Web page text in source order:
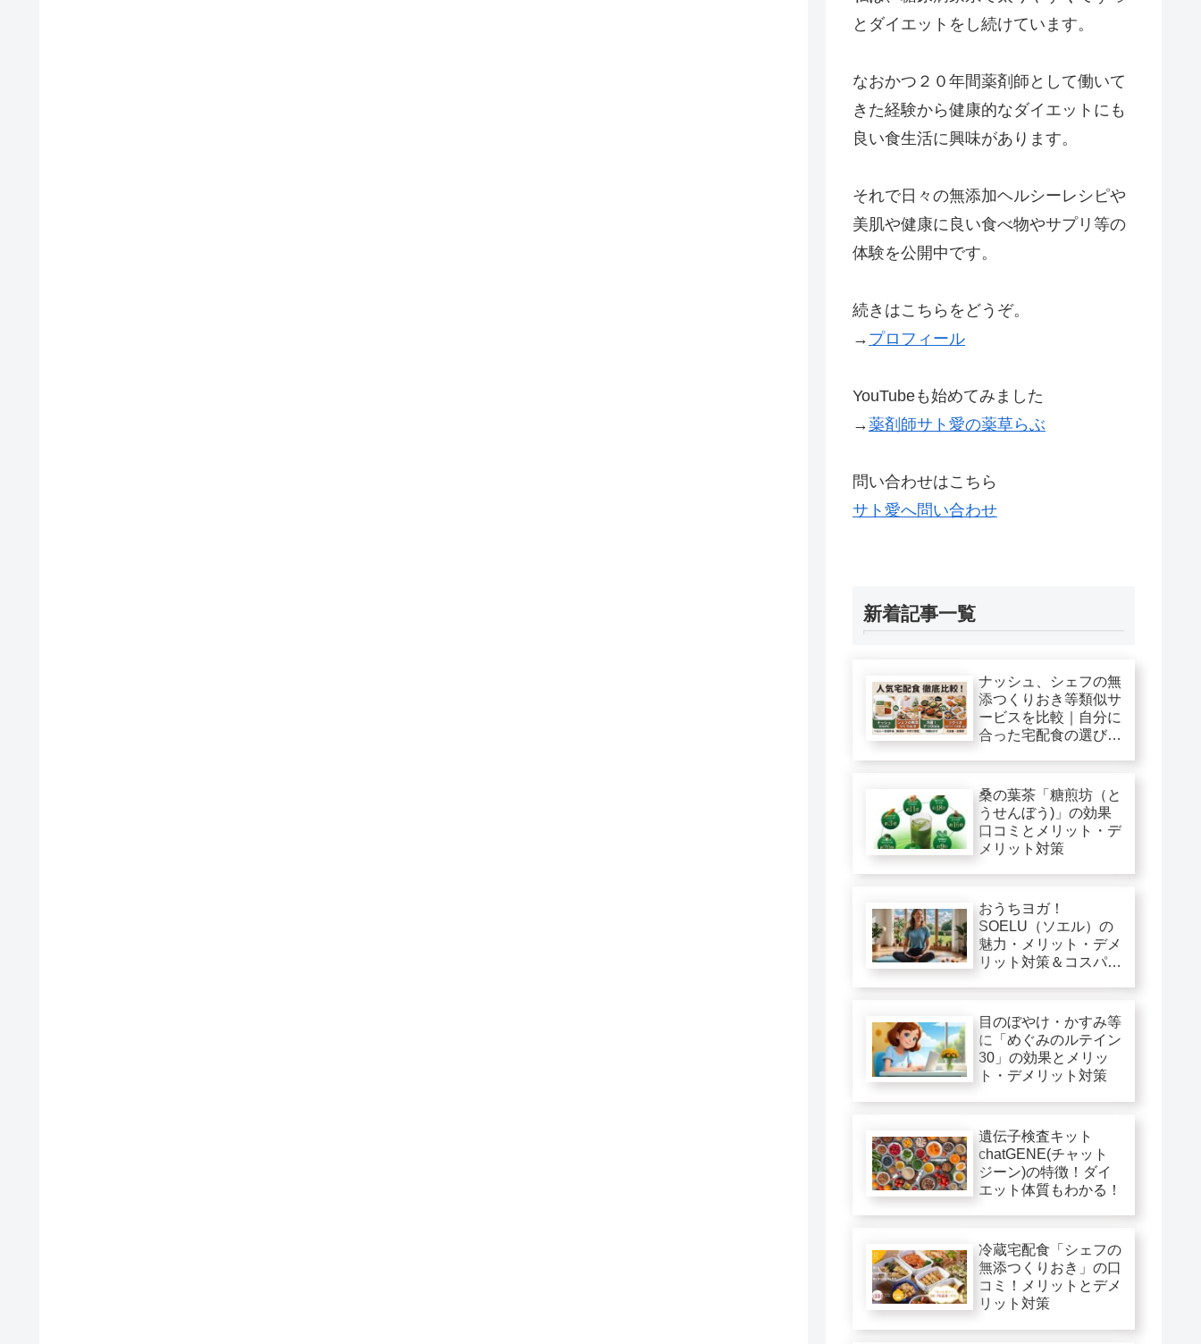
とダイエットをし続けています。
なおかつ２０年間薬剤師として働いて
きた経験から健康的なダイエットにも
良い食生活に興味があります。
それで日々の無添加ヘルシーレシピや
美肌や健康に良い食べ物やサプリ等の
体験を公開中です。
続きはこちらをどうぞ。
→ プロフィール
YouTubeも始めてみました
→薬剤師サト愛の薬草らぶ
問い合わせはこちら
サト愛へ問い合わせ
新着記事一覧
ナッシュ、シェフの無
添つくりおき等類似サ
ービスを比較｜自分に
合った宅配食の選び
桑の葉茶「糖煎坊（と
うせんぼう)」の効果
口コミとメリット・デ
メリット対策
おうちヨガ！
SOELU（ソエル）の
魅力・メリット・デメ
リット対策＆コスパ徹
目のぼやけ・かすみ等
に「めぐみのルテイン
30」の効果とメリッ
ト・デメリット対策
遺伝子検査キット
chatGENE(チャット
ジーン)の特徴！ダイ
エット体質もわかる！
冷蔵宅配食「シェフの
無添つくりおき」の口
コミ！メリットとデメ
リット対策